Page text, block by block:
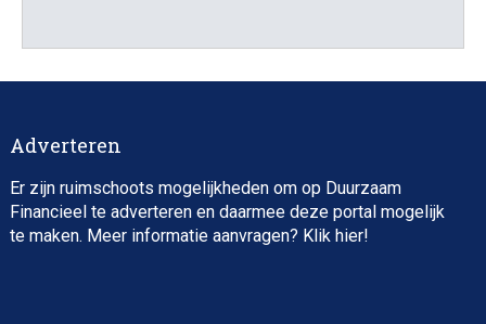
Director, Impact Investing
Adverteren
Er zijn ruimschoots mogelijkheden om op Duurzaam
Financieel te adverteren en daarmee deze portal mogelijk
te maken. Meer informatie aanvragen? Klik hier!